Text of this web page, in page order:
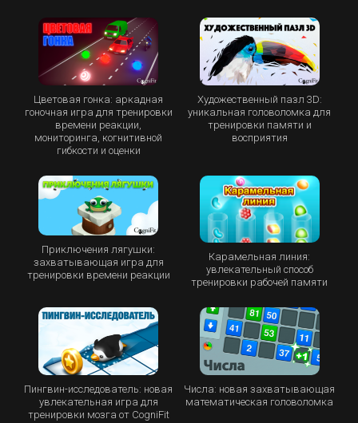
Цветовая гонка: аркадная
гоночная игра для тренировки
времени реакции,
мониторинга, когнитивной
гибкости и оценки
Художественный пазл 3D:
уникальная головоломка для
тренировки памяти и
восприятия
Приключения лягушки:
захватывающая игра для
тренировки времени реакции
Карамельная линия:
увлекательный способ
тренировки рабочей памяти
Пингвин-исследователь: новая
увлекательная игра для
тренировки мозга от CogniFit
Числа: новая захватывающая
математическая головоломка